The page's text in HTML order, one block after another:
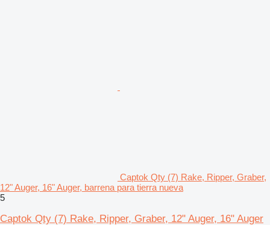
Captok Qty (7) Rake, Ripper, Graber,
12" Auger, 16" Auger, barrena para tierra nueva
5
Captok Qty (7) Rake, Ripper, Graber, 12" Auger, 16" Auger